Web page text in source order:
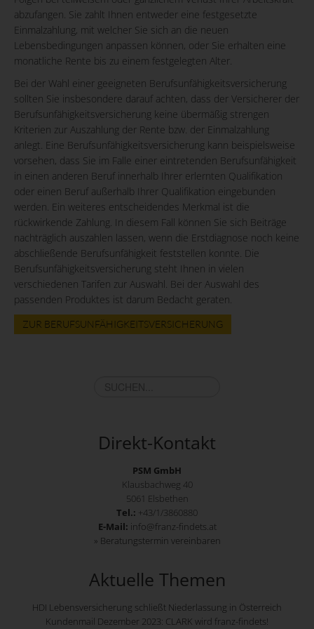
abzufangen. Sie zahlt Ihnen entweder eine festgesetzte
Einmalzahlung, mit welcher Sie sich an die neuen
Lebensbedingungen anpassen können, oder Sie erhalten eine
monatliche Rente bis zu einem festgelegten Alter.
Bei der Wahl einer geeigneten Berufsunfähigkeitsversicherung
sollten Sie insbesondere darauf achten, dass der Versicherer der
Berufsunfähigkeitsversicherung keine übermäßig strengen
Kriterien zur Auszahlung der Rente bzw. der Einmalzahlung
anlegt. Eine Berufsunfähigkeitsversicherung kann beispielsweise
vorsehen, dass Sie im Falle einer eintretenden Berufsunfähigkeit
in einen anderen Beruf innerhalb Ihrer erlernten Qualifikation
oder einen Beruf außerhalb Ihrer Qualifikation eingebunden
werden. Ein weiteres entscheidendes Merkmal ist die
rückwirkende Zahlung. In diesem Fall können Sie sich Beiträge
nachträglich auszahlen lassen, wenn die Erstdiagnose noch keine
abschließende Berufsunfähigkeit feststellen konnte. Die
Berufsunfähigkeitsversicherung steht Ihnen in vielen
verschiedenen Tarifen zur Auswahl. Bei der Auswahl des
passenden Produktes ist darum Bedacht geraten.
ZUR BERUFSUNFÄHIGKEITSVERSICHERUNG
Direkt-Kontakt
PSM GmbH
Klausbachweg 40
5061 Elsbethen
Tel.: +43/1/3860880
E-Mail: info@franz-findets.at
» Beratungstermin vereinbaren
Aktuelle Themen
HDI Lebensversicherung schließt Niederlassung in Österreich
Kundenmail Dezember 2023: CLARK wird franz-findets!